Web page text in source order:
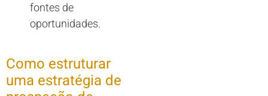
fontes de
oportunidades.
Como estruturar
uma estratégia de